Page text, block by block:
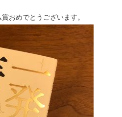
おめでとうございます。